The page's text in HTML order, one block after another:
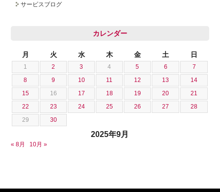
サービスブログ
カレンダー
2025年9月
月 火 水 木 金 土 日
1 2 3 4 5 6
7
8
9 10 11 12 13
14
15
16 17 18 19 20
21
22
23 24 25 26 27
28
29
30
« 8月 10月 »